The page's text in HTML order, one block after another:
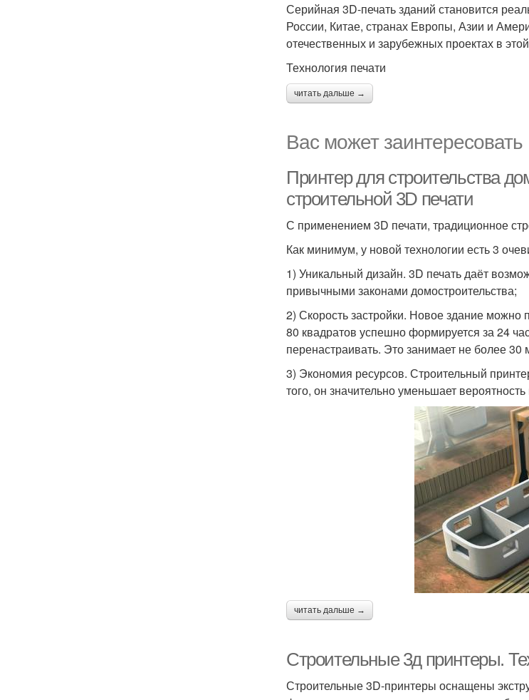
Серийная 3D-печать зданий становится
России, Китае, странах Европы, Азии и
отечественных и зарубежных проектах в
Технология печати
читать дальше →
Вас может заинтересовать
Принтер для строительства
строительной 3D печати
С применением 3D печати, традиционное
Как минимум, у новой технологии есть 3
1) Уникальный дизайн. 3D печать даёт
привычными законами домостроительства;
2) Скорость застройки. Новое здание можно
80 квадратов успешно формируется за 24
перенастраивать. Это занимает не более 30
3) Экономия ресурсов. Строительный
того, он значительно уменьшает
читать дальше →
Строительные 3д принтеры.
Строительные 3D-принтеры оснащены